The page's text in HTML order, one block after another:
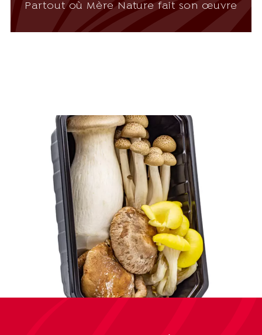
Partout où Mère Nature fait son œuvre